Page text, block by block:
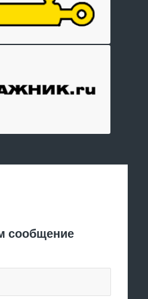
сообщение